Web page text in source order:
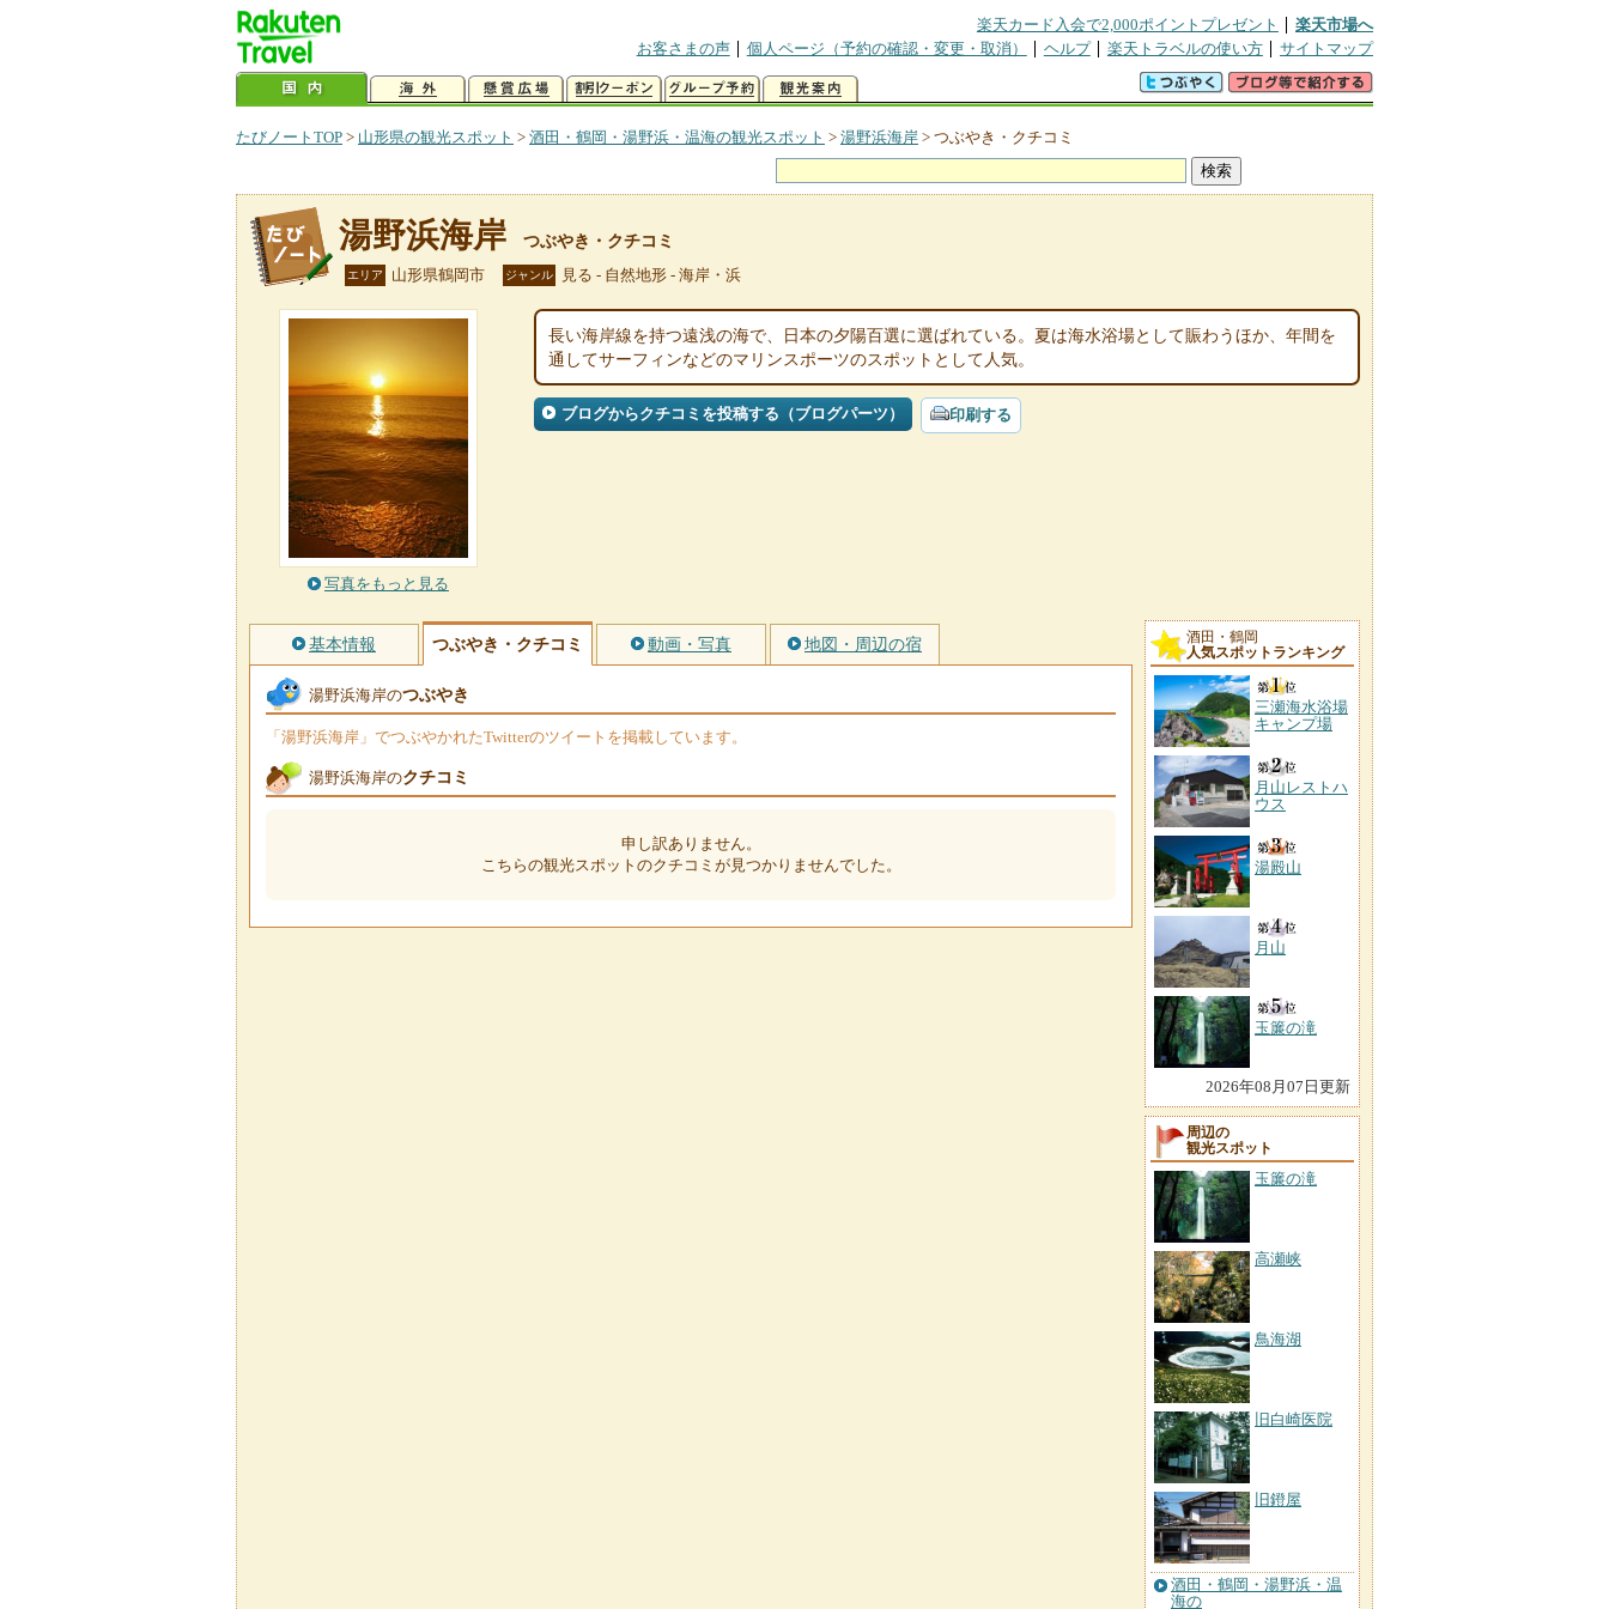
楽天カード入会で2,000ポイントプレゼント
楽天市場へ
お客さまの声
個人ページ（予約の確認・変更・取消） ヘルプ 楽天トラベルの使い方 サイトマップ
たびノートTOP > 山形県の観光スポット > 酒田・鶴岡・湯野浜・温海の観光スポット > 湯野浜海岸 > つぶやき・クチコミ
湯野浜海岸 つぶやき・クチコミ
エリア 山形県鶴岡市 ジャンル 見る - 自然地形 - 海岸・浜
写真をもっと見る
長い海岸線を持つ遠浅の海で、日本の夕陽百選に選ばれている。夏は海水浴場として賑わうほか、年間を
通してサーフィンなどのマリンスポーツのスポットとして人気。
ブログからクチコミを投稿する（ブログパーツ） 印刷する
基本情報 つぶやき・クチコミ 動画・写真 地図・周辺の宿
湯野浜海岸のつぶやき
「湯野浜海岸」でつぶやかれたTwitterのツイートを掲載しています。
湯野浜海岸のクチコミ
申し訳ありません。
こちらの観光スポットのクチコミが見つかりませんでした。
酒田・鶴岡
人気スポットランキング
三瀬海水浴場
キャンプ場
月山レストハ
ウス
湯殿山
月山
玉簾の滝
2026年08月07日更新
周辺の
観光スポット
玉簾の滝
高瀬峡
鳥海湖
旧白崎医院
旧鐙屋
酒田・鶴岡・湯野浜・温
海の